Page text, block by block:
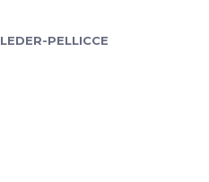
LEDER-PELLICCE